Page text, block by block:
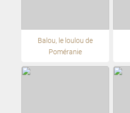
Balou, le loulou de
Poméranie